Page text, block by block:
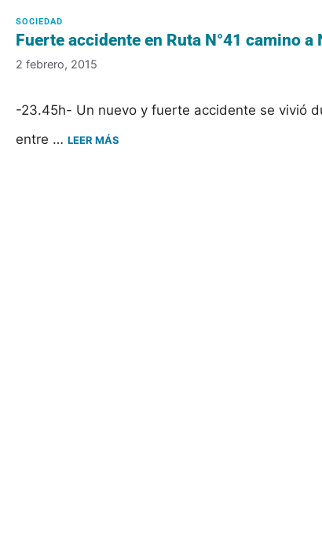
Fuerte accidente en Ruta N°41 camino a
2 febrero, 2015
-23.45h- Un nuevo y fuerte accidente se vivió
entre … LEER MÁS